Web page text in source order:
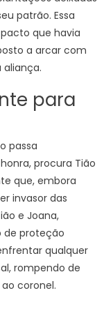
patrão. Essa
que havia
a arcar com
para
passa
procura Tião
que, embora
invasor das
e Joana,
de proteção
qualquer
rompendo de
coronel.